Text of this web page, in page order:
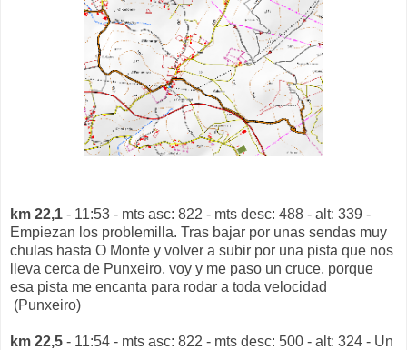
km 22,1 - 11:53 - mts asc: 822 - mts desc: 488 - alt: 339 -
Empiezan los problemilla. Tras bajar por unas sendas muy
chulas hasta O Monte y volver a subir por una pista que nos
lleva cerca de Punxeiro, voy y me paso un cruce, porque
esa pista me encanta para rodar a toda velocidad
(Punxeiro)
km 22,5 - 11:54 - mts asc: 822 - mts desc: 500 - alt: 324 - Un